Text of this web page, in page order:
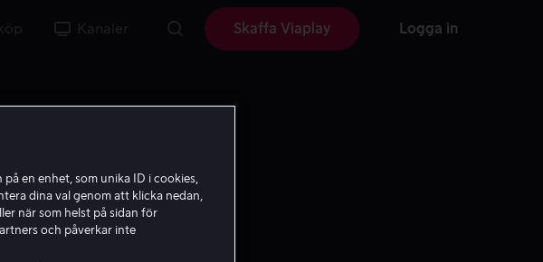
Kanaler Skaffa Viaplay Logga in
en enhet, som unika ID i cookies,
dina val genom att klicka nedan,
när som helst på sidan för
och påverkar inte